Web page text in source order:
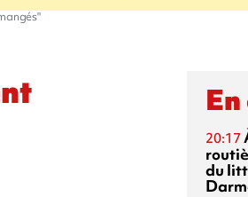
20:17
du